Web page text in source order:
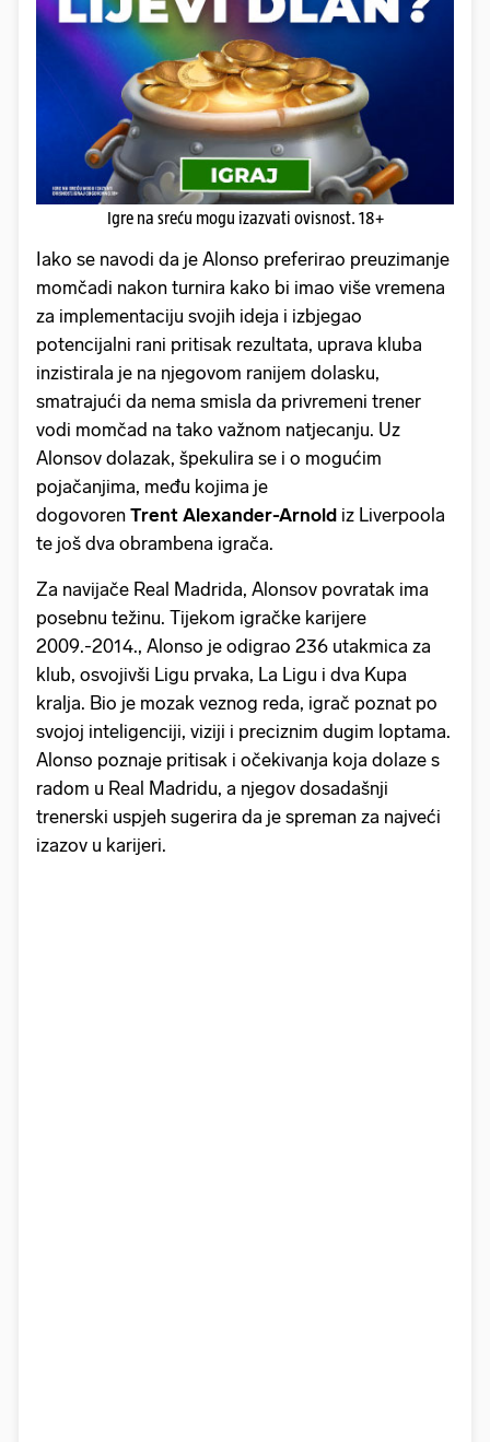
Igre na sreću mogu izazvati ovisnost. 18+
Iako se navodi da je Alonso preferirao preuzimanje
momčadi nakon turnira kako bi imao više vremena
za implementaciju svojih ideja i izbjegao
potencijalni rani pritisak rezultata, uprava kluba
inzistirala je na njegovom ranijem dolasku,
smatrajući da nema smisla da privremeni trener
vodi momčad na tako važnom natjecanju. Uz
Alonsov dolazak, špekulira se i o mogućim
pojačanjima, među kojima je
dogovoren Trent Alexander-Arnold iz Liverpoola
te još dva obrambena igrača.
Za navijače Real Madrida, Alonsov povratak ima
posebnu težinu. Tijekom igračke karijere
2009.-2014., Alonso je odigrao 236 utakmica za
klub, osvojivši Ligu prvaka, La Ligu i dva Kupa
kralja. Bio je mozak veznog reda, igrač poznat po
svojoj inteligenciji, viziji i preciznim dugim loptama.
Alonso poznaje pritisak i očekivanja koja dolaze s
radom u Real Madridu, a njegov dosadašnji
trenerski uspjeh sugerira da je spreman za najveći
izazov u karijeri.